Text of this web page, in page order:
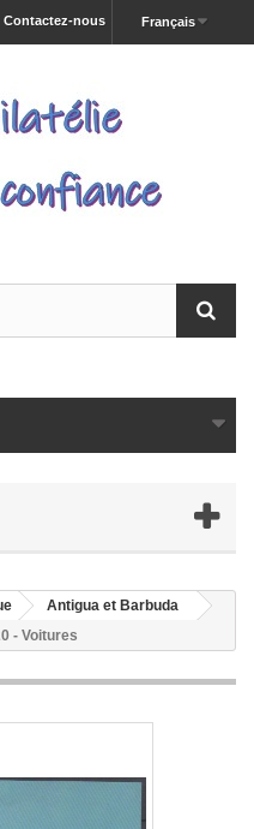
Français
Contactez-nous
Antigua et Barbuda
- Voitures